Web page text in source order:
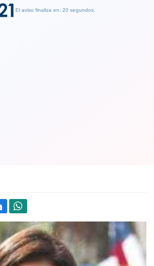
El aviso finaliza en: 19 segundos.